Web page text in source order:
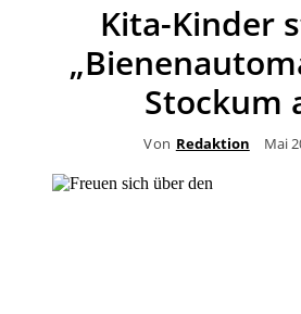
Kita-Kinder
Stockum
Von Redaktion Mai